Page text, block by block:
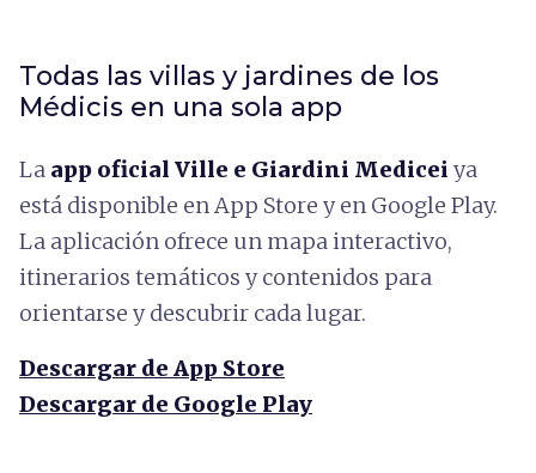
Todas las villas y jardines de los
Médicis en una sola app
La app oficial Ville e Giardini Medicei ya
está disponible en App Store y en Google Play.
La aplicación ofrece un mapa interactivo,
itinerarios temáticos y contenidos para
orientarse y descubrir cada lugar.
Descargar de App Store
Descargar de Google Play